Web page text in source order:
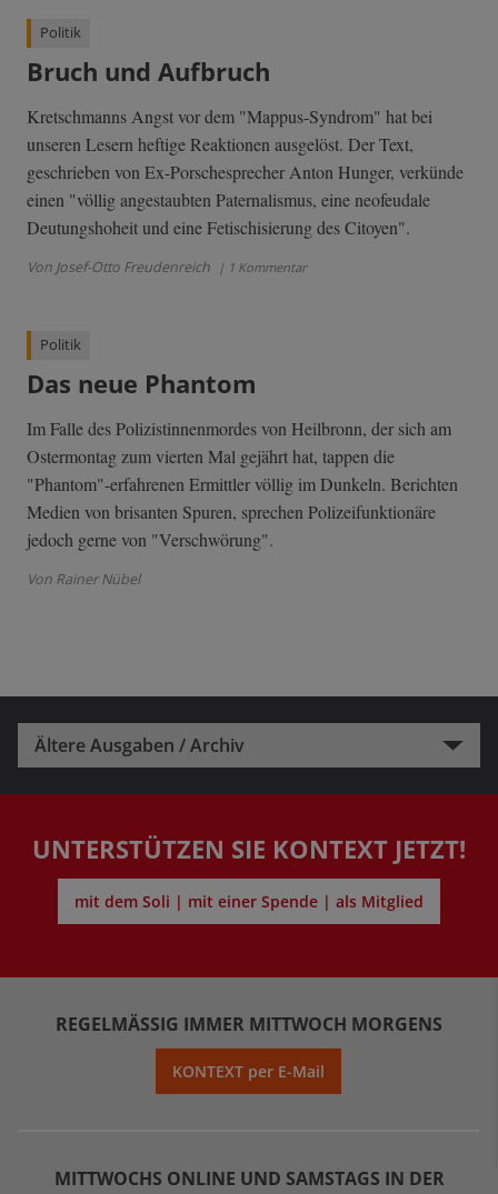
Politik
Bruch und Aufbruch
Kretschmanns Angst vor dem "Mappus-Syndrom" hat bei
unseren Lesern heftige Reaktionen ausgelöst. Der Text,
geschrieben von Ex-Porschesprecher Anton Hunger, verkünde
einen "völlig angestaubten Paternalismus, eine neofeudale
Deutungshoheit und eine Fetischisierung des Citoyen".
Von Josef-Otto Freudenreich | 1 Kommentar
Politik
Das neue Phantom
Im Falle des Polizistinnenmordes von Heilbronn, der sich am
Ostermontag zum vierten Mal gejährt hat, tappen die
"Phantom"-erfahrenen Ermittler völlig im Dunkeln. Berichten
Medien von brisanten Spuren, sprechen Polizeifunktionäre
jedoch gerne von "Verschwörung".
Von Rainer Nübel
Ältere Ausgaben / Archiv
UNTERSTÜTZEN SIE KONTEXT JETZT!
mit dem Soli | mit einer Spende | als Mitglied
REGELMÄSSIG IMMER MITTWOCH MORGENS
KONTEXT per E-Mail
MITTWOCHS ONLINE UND SAMSTAGS IN DER